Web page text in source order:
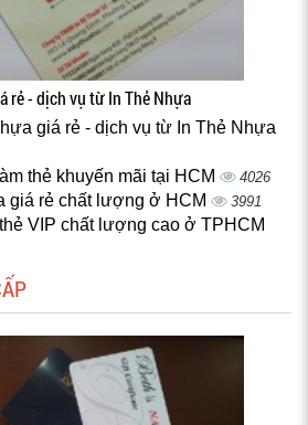
rẻ - dịch vụ từ In Thẻ Nhựa
giá rẻ - dịch vụ từ In Thẻ Nhựa
thẻ khuyến mãi tại HCM 4026
giá rẻ chất lượng ở HCM 3991
VIP chất lượng cao ở TPHCM